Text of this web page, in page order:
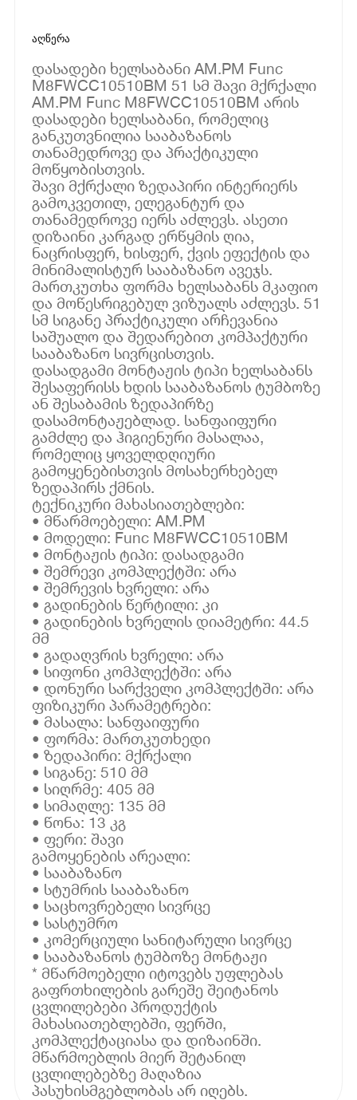
აღწერა
დასადები ხელსაბანი AM.PM Func
M8FWCC10510BM 51 სმ შავი მქრქალი
AM.PM Func M8FWCC10510BM არის
დასადები ხელსაბანი, რომელიც
განკუთვნილია სააბაზანოს
თანამედროვე და პრაქტიკული
მოწყობისთვის.
შავი მქრქალი ზედაპირი ინტერიერს
გამოკვეთილ, ელეგანტურ და
თანამედროვე იერს აძლევს. ასეთი
დიზაინი კარგად ერწყმის ღია,
ნაცრისფერ, ხისფერ, ქვის ეფექტის და
მინიმალისტურ სააბაზანო ავეჯს.
მართკუთხა ფორმა ხელსაბანს მკაფიო
და მოწესრიგებულ ვიზუალს აძლევს. 51
სმ სიგანე პრაქტიკული არჩევანია
საშუალო და შედარებით კომპაქტური
სააბაზანო სივრცისთვის.
დასადგამი მონტაჟის ტიპი ხელსაბანს
შესაფერისს ხდის სააბაზანოს ტუმბოზე
ან შესაბამის ზედაპირზე
დასამონტაჟებლად. სანფაიფური
გამძლე და ჰიგიენური მასალაა,
რომელიც ყოველდღიური
გამოყენებისთვის მოსახერხებელ
ზედაპირს ქმნის.
ტექნიკური მახასიათებლები:
• მწარმოებელი: AM.PM
• მოდელი: Func M8FWCC10510BM
• მონტაჟის ტიპი: დასადგამი
• შემრევი კომპლექტში: არა
• შემრევის ხვრელი: არა
• გადინების წერტილი: კი
• გადინების ხვრელის დიამეტრი: 44.5
მმ
• გადაღვრის ხვრელი: არა
• სიფონი კომპლექტში: არა
• დონური სარქველი კომპლექტში: არა
ფიზიკური პარამეტრები:
• მასალა: სანფაიფური
• ფორმა: მართკუთხედი
• ზედაპირი: მქრქალი
• სიგანე: 510 მმ
• სიღრმე: 405 მმ
• სიმაღლე: 135 მმ
• წონა: 13 კგ
• ფერი: შავი
გამოყენების არეალი:
• სააბაზანო
• სტუმრის სააბაზანო
• საცხოვრებელი სივრცე
• სასტუმრო
• კომერციული სანიტარული სივრცე
• სააბაზანოს ტუმბოზე მონტაჟი
* მწარმოებელი იტოვებს უფლებას
გაფრთხილების გარეშე შეიტანოს
ცვლილებები პროდუქტის
მახასიათებლებში, ფერში,
კომპლექტაციასა და დიზაინში.
მწარმოებლის მიერ შეტანილ
ცვლილებებზე მაღაზია
პასუხისმგებლობას არ იღებს.